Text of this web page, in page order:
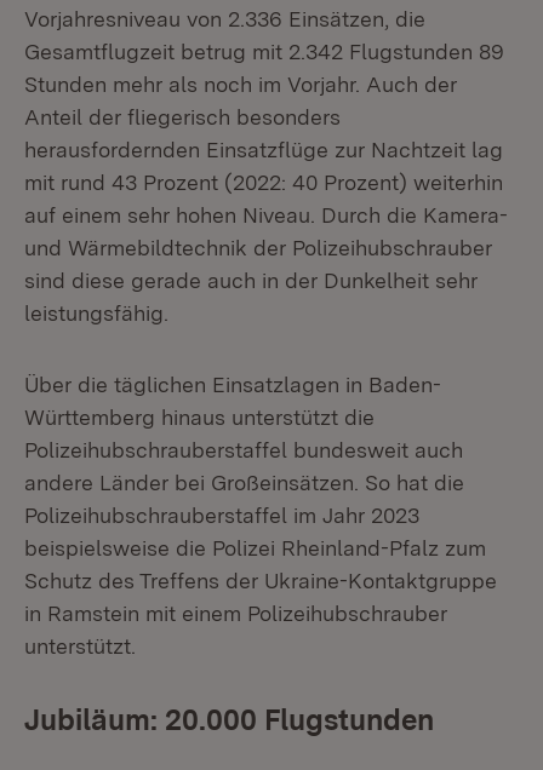
Vorjahresniveau von 2.336 Einsätzen, die
Gesamtflugzeit betrug mit 2.342 Flugstunden 89
Stunden mehr als noch im Vorjahr. Auch der
Anteil der fliegerisch besonders
herausfordernden Einsatzflüge zur Nachtzeit lag
mit rund 43 Prozent (2022: 40 Prozent) weiterhin
auf einem sehr hohen Niveau. Durch die Kamera-
und Wärmebildtechnik der Polizeihubschrauber
sind diese gerade auch in der Dunkelheit sehr
leistungsfähig.
Über die täglichen Einsatzlagen in Baden-
Württemberg hinaus unterstützt die
Polizeihubschrauberstaffel bundesweit auch
andere Länder bei Großeinsätzen. So hat die
Polizeihubschrauberstaffel im Jahr 2023
beispielsweise die Polizei Rheinland-Pfalz zum
Schutz des Treffens der Ukraine-Kontaktgruppe
in Ramstein mit einem Polizeihubschrauber
unterstützt.
Jubiläum: 20.000 Flugstunden